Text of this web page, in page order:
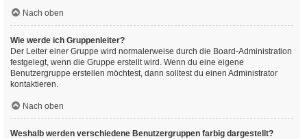
Nach oben
Wie werde ich Gruppenleiter?
Der Leiter einer Gruppe wird normalerweise durch die Board-Administration
festgelegt, wenn die Gruppe erstellt wird. Wenn du eine eigene
Benutzergruppe erstellen möchtest, dann solltest du einen Administrator
kontaktieren.
Nach oben
Weshalb werden verschiedene Benutzergruppen farbig dargestellt?